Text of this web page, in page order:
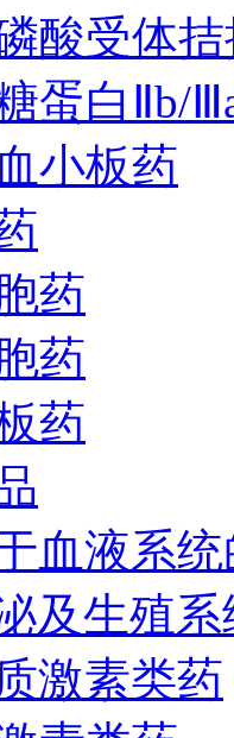
酸受体
蛋白Ⅱb/
小板药
药
药
药
血液系
及生殖
激素类药